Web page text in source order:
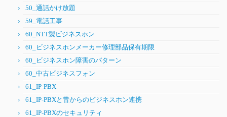
50_通話かけ放題
59_電話工事
60_NTT製ビジネスホン
60_ビジネスホンメーカー修理部品保有期限
60_ビジネスホン障害のパターン
60_中古ビジネスフォン
61_IP-PBX
61_IP-PBXと昔からのビジネスホン連携
61_IP-PBXのセキュリティ